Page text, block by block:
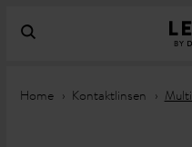
Home Kontaktlinsen